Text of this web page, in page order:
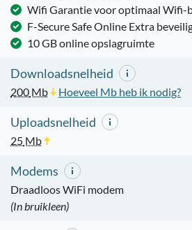
Wifi Garantie voor optimaal Wifi-
F-Secure Safe Online Extra
10 GB online opslagruimte
Downloadsnelheid
200 Mb Hoeveel Mb heb ik nodig?
Uploadsnelheid
25 Mb
Modems
Draadloos WiFi modem
(In bruikleen)